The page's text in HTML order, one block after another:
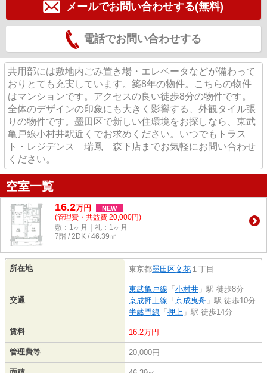
メールでお問い合わせする(無料)
電話でお問い合わせする
共用部には敷地内ごみ置き場・エレベータなどが備わって
おりとても充実しています。築8年の物件。こちらの物件
はマンションです。アクセスの良い徒歩8分の物件です。
全体のデザインの印象にも大きく影響する、外観タイル張
りの物件です。墨田区で新しい住環境をお探しなら、東武
亀戸線小村井駅近くでお求めください。いつでもトラス
ト・レジデンス 瑞鳳 森下店までお気軽にお問い合わせ
ください。
空室一覧
16.2万円 NEW
(管理費・共益費 20,000円)
敷：1ヶ月｜礼：1ヶ月
7階 / 2DK / 46.39㎡
所在地 東京都墨田区文花 １丁目
交通
東武亀戸線 「 小村井 」駅 徒歩8分
京成押上線 「 京成曳舟 」駅 徒歩10分
半蔵門線 「 押上 」駅 徒歩14分
賃料 16.2万円
管理費等 20,000円